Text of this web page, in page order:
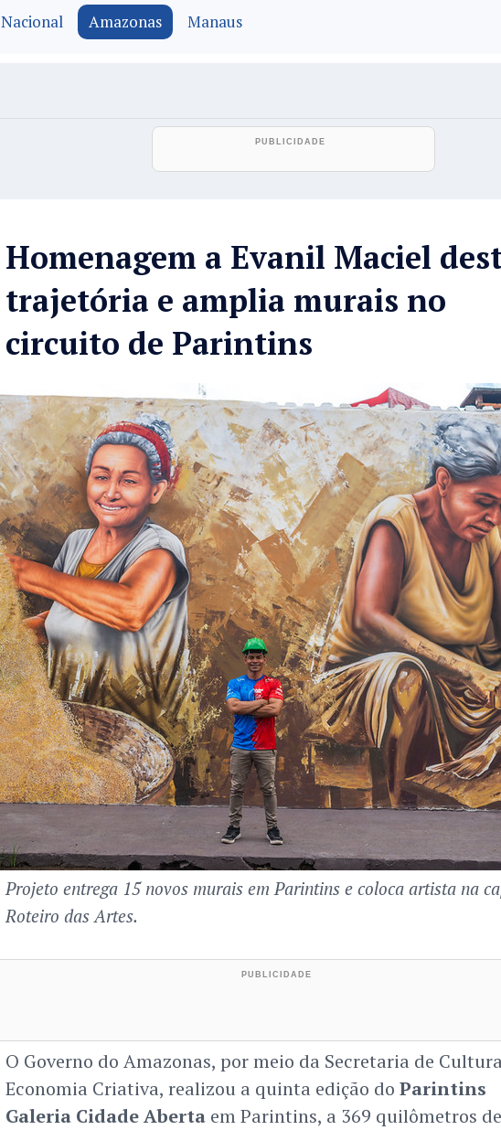
Nacional Amazonas Manaus
Homenagem a Evanil Maciel
trajetória e amplia murais no
circuito de Parintins
Projeto entrega 15 novos murais em Parintins e coloca artista na
Roteiro das Artes.
O Governo do Amazonas, por meio da Secretaria de
Economia Criativa, realizou a quinta edição do Parintins
Galeria Cidade Abertaem Parintins, a 369 quilômetros de